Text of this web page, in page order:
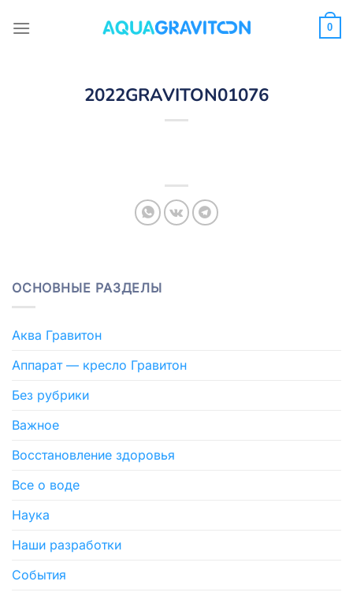
0
2022GRAVITON01076
ОСНОВНЫЕ РАЗДЕЛЫ
Аква Гравитон
Аппарат — кресло Гравитон
Без рубрики
Важное
Восстановление здоровья
Все о воде
Наука
Наши разработки
События